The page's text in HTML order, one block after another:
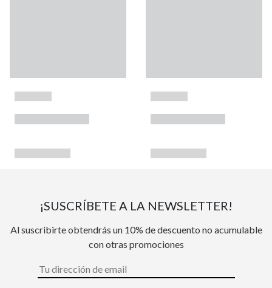
¡SUSCRÍBETE A LA NEWSLETTER!
Al suscribirte obtendrás un 10% de descuento no acumulable
con otras promociones